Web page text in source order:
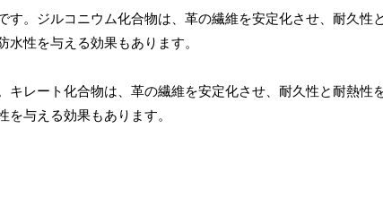
。ジルコニウム化合物は、革の繊維を安定化させ、耐久性
性を与える効果もあります。
レート化合物は、革の繊維を安定化させ、耐久性と耐熱性
与える効果もあります。